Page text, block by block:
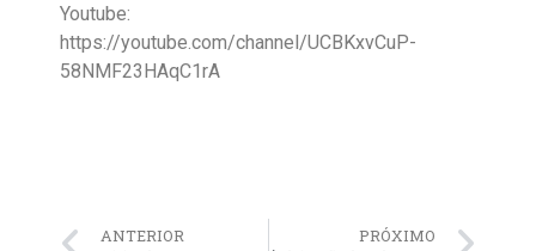
Youtube:
https://youtube.com/channel/UCBKxvCuP-
58NMF23HAqC1rA
ANTERIOR PRÓXIMO